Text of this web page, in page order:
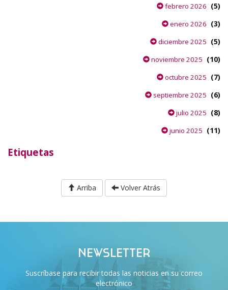
febrero 2026 (5)
enero 2026 (3)
diciembre 2025 (5)
noviembre 2025 (10)
octubre 2025 (7)
septiembre 2025 (6)
julio 2025 (8)
junio 2025 (11)
Etiquetas
Arriba Volver Atrás
NEWSLETTER
Suscríbase para recibir todas las noticias en su correo
electrónico